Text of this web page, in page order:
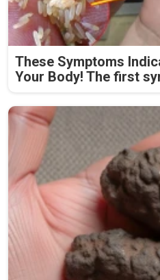
These Symptoms
Your Body! The first